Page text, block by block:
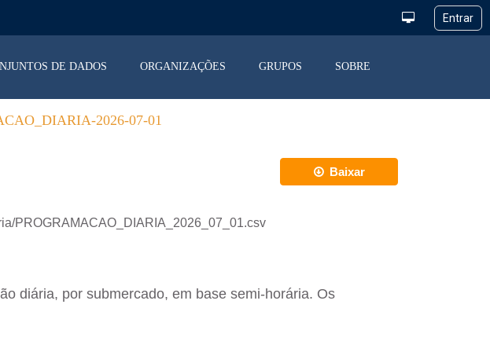
DE DADOS ORGANIZAÇÕES GRUPOS SOBRE
2026-07-01
Baixar
PROGRAMACAO_DIARIA_2026_07_01.csv
diária, por submercado, em base semi-horária. Os